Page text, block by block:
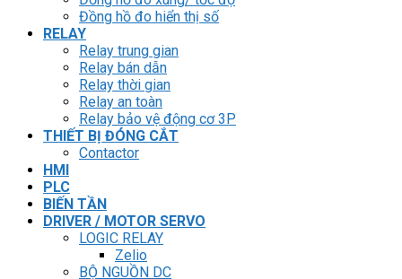
Đồng hồ đo hiển thị số
RELAY
Relay trung gian
Relay bán dẫn
Relay thời gian
Relay an toàn
Relay bảo vệ động cơ 3P
THIẾT BỊ ĐÓNG CẮT
Contactor
HMI
PLC
BIẾN TẦN
DRIVER / MOTOR SERVO
LOGIC RELAY
Zelio
BỘ NGUỒN DC